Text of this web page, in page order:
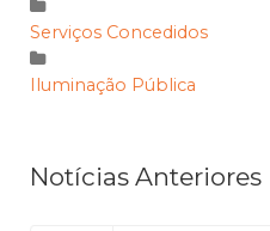
Serviços Concedidos
Iluminação Pública
Notícias Anteriores